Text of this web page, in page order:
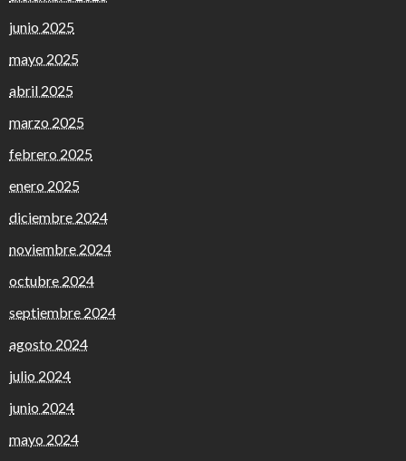
junio 2025
mayo 2025
abril 2025
marzo 2025
febrero 2025
enero 2025
diciembre 2024
noviembre 2024
octubre 2024
septiembre 2024
agosto 2024
julio 2024
junio 2024
mayo 2024